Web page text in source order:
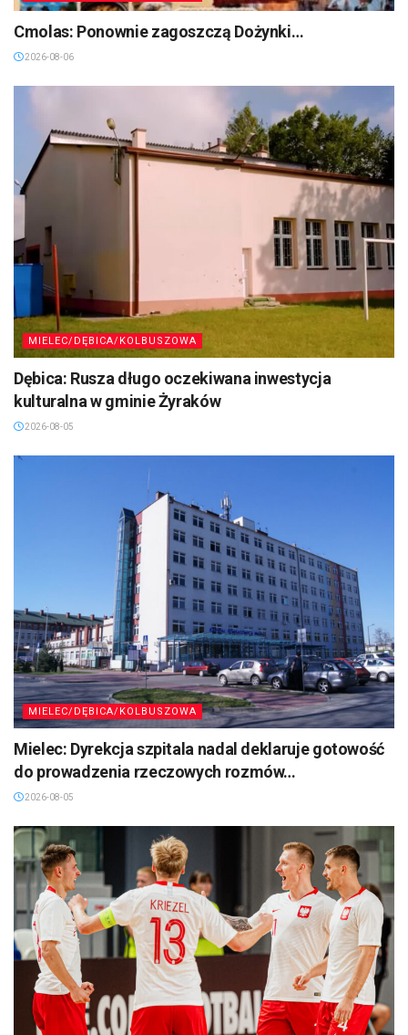
Cmolas: Ponownie zagoszczą Dożynki…
2026-08-06
MIELEC/DĘBICA/KOLBUSZOWA
Dębica: Rusza długo oczekiwana inwestycja
kulturalna w gminie Żyraków
2026-08-05
MIELEC/DĘBICA/KOLBUSZOWA
Mielec: Dyrekcja szpitala nadal deklaruje gotowość
do prowadzenia rzeczowych rozmów…
2026-08-05